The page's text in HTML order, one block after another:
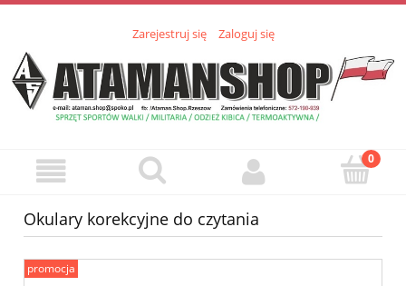
Zarejestruj się Zaloguj się
Okulary korekcyjne do czytania
promocja